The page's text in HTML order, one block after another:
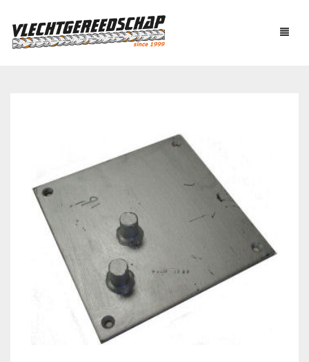
BOUTENSCHAREN
C-RINGTOOL
DRAADBINDER
ELEKTRISCH KNIPPEN
GEBRUIKTE MACHINES
GEREEDSCHAPSSETS
0